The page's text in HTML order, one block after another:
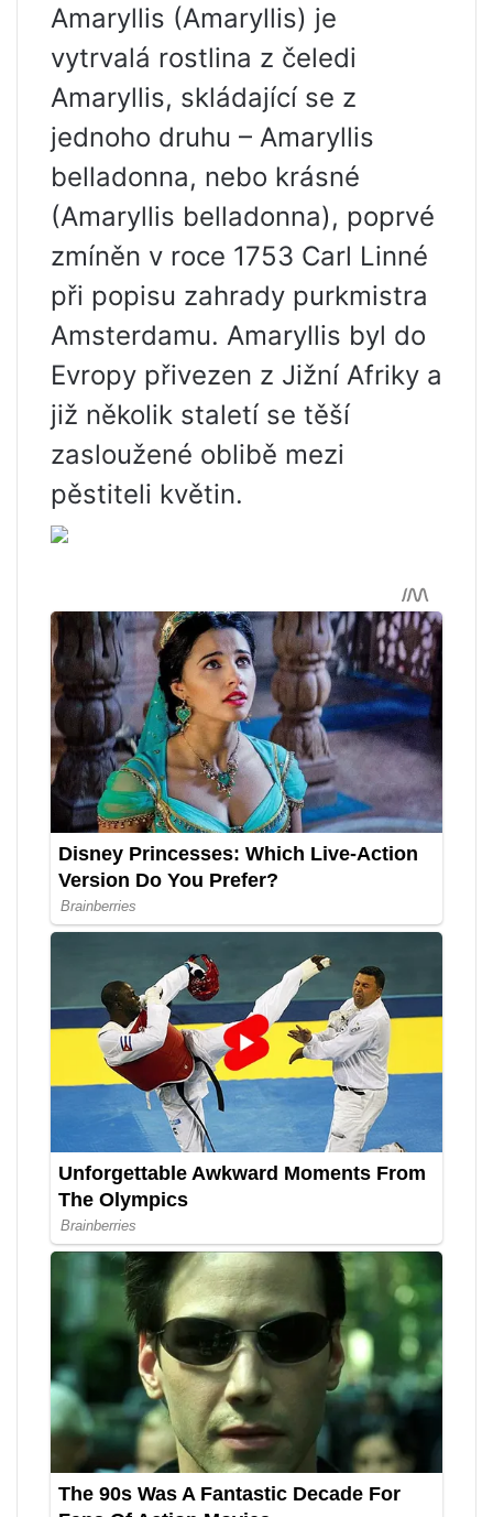
Amaryllis (Amaryllis) je
vytrvalá rostlina z čeledi
Amaryllis, skládající se z
jednoho druhu – Amaryllis
belladonna, nebo krásné
(Amaryllis belladonna), poprvé
zmíněn v roce 1753 Carl Linné
při popisu zahrady purkmistra
Amsterdamu. Amaryllis byl do
Evropy přivezen z Jižní Afriky a
již několik staletí se těší
zasloužené oblibě mezi
pěstiteli květin.